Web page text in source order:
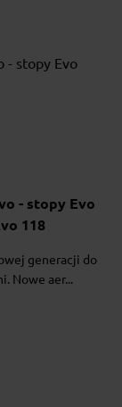
- stopy Evo
118
generacji do
Nowe aer...